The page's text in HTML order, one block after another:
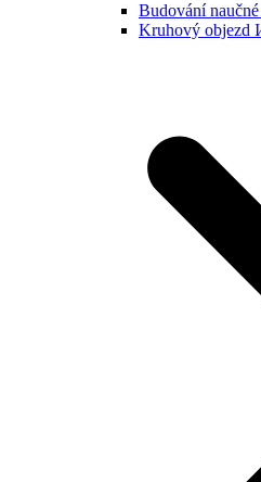
Budování
Kruhový objezd